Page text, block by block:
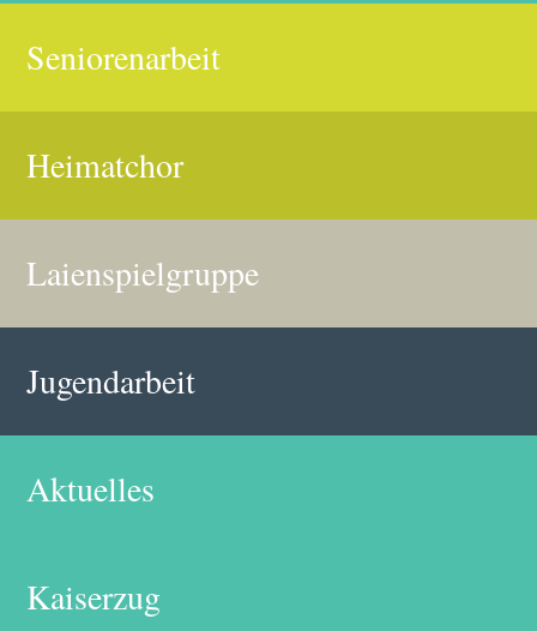
Seniorenarbeit
Heimatchor
Laienspielgruppe
Jugendarbeit
Aktuelles
Kaiserzug